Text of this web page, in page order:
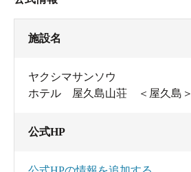
施設名
ヤクシマサンソウ
ホテル 屋久島山荘 ＜屋久島＞
公式HP